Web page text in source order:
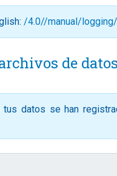
/4.0//manual/logging/
de
datos se han